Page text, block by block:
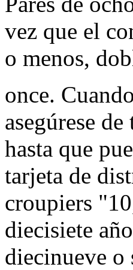
vez que el
o menos,
once.
asegúrese
hasta que
tarjeta de
croupiers
diecisiete
diecinueve o